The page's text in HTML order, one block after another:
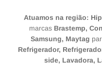
Atuamos na região:
marcas Brastemp,
Samsung, Maytag
Refrigerador,
side, Lavadora,